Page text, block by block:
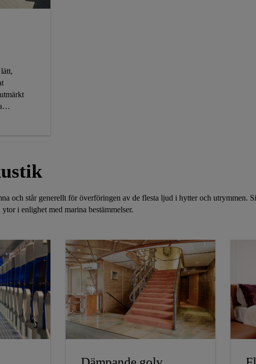
och står generellt för överföringen av de flesta ljud i hytter och utrymmen.
i enlighet med marina bestämmelser.